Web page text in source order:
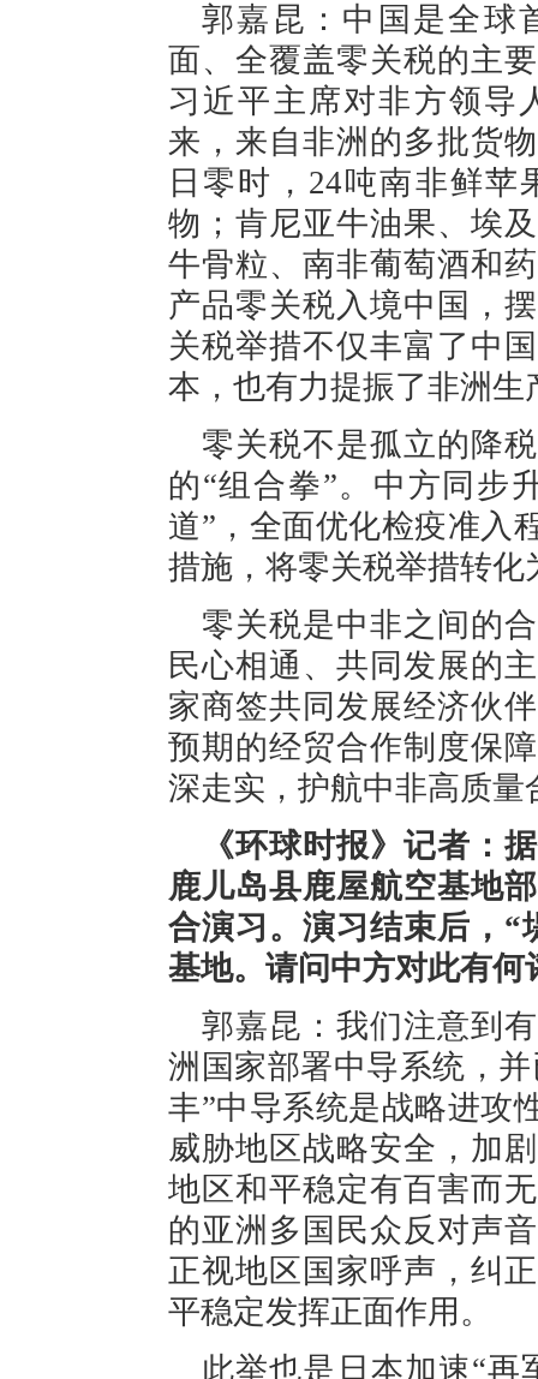
郭嘉昆：中国是全球
面、全覆盖零关税的主
习近平主席对非方领导
来，来自非洲的多批货
日零时，24吨南非鲜
物；肯尼亚牛油果、埃
牛骨粒、南非葡萄酒和
产品零关税入境中国，
关税举措不仅丰富了中
本，也有力提振了非洲生
零关税不是孤立的降
的“组合拳”。中方同步
道”，全面优化检疫准入
措施，将零关税举措转
零关税是中非之间的
民心相通、共同发展的
家商签共同发展经济伙
预期的经贸合作制度保
深走实，护航中非高质量
《环球时报》记者：
鹿儿岛县鹿屋航空基地
合演习。演习结束后，“
基地。请问中方对此有何
郭嘉昆：我们注意到
洲国家部署中导系统，
丰”中导系统是战略进攻
威胁地区战略安全，加
地区和平稳定有百害而
的亚洲多国民众反对声
正视地区国家呼声，纠
平稳定发挥正面作用。
此举也是日本加速“再